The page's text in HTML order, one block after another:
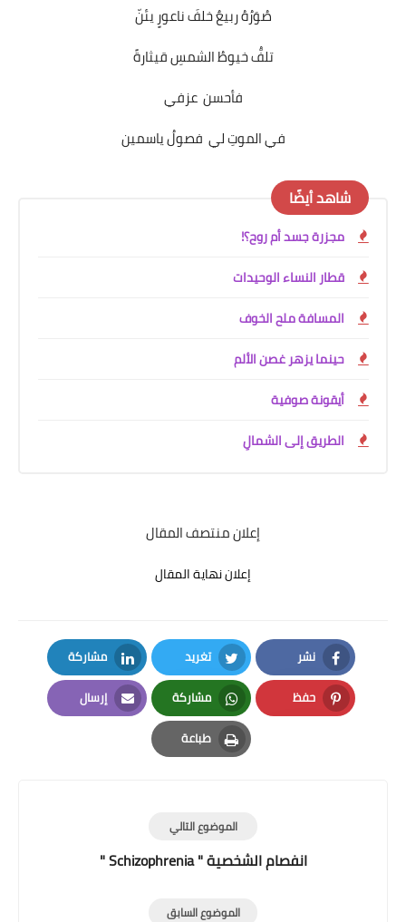
صُوَرُهُ ربيعٌ خلفَ ناعورٍ يئنّ
تلفُّ خيوطُ الشمسِ قيثارةً
فأحسن عزفي
في الموتِ لي فصولُ ياسمين
شاهد أيضًا
مجزرة جسد أم روح؟!
قطار النساء الوحيدات
المسافة ملح الخوف
حينما يزهر غصن الألم
أيقونة صوفية
الطريق إلى الشمالِ
إعلان منتصف المقال
إعلان نهاية المقال
نشر
Facebook
تغريد
Twitter
مشاركة
LinkedIn
حفظ
Pinterest
مشاركة
Whatsapp
إرسال
Email
طباعة
Print
الموضوع التالي
انفصام الشخصية " Schizophrenia "
الموضوع السابق